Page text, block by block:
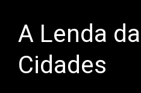
A Lenda
Cidades